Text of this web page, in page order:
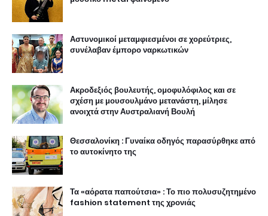
Αστυνομικοί μεταμφιεσμένοι σε χορεύτριες,
συνέλαβαν έμπορο ναρκωτικών
Ακροδεξιός βουλευτής, ομοφυλόφιλος και σε
σχέση με μουσουλμάνο μετανάστη, μίλησε
ανοιχτά στην Αυστραλιανή Βουλή
Θεσσαλονίκη : Γυναίκα οδηγός παρασύρθηκε από
το αυτοκίνητο της
Τα «αόρατα παπούτσια» : Το πιο πολυσυζητημένο
fashion statement της χρονιάς